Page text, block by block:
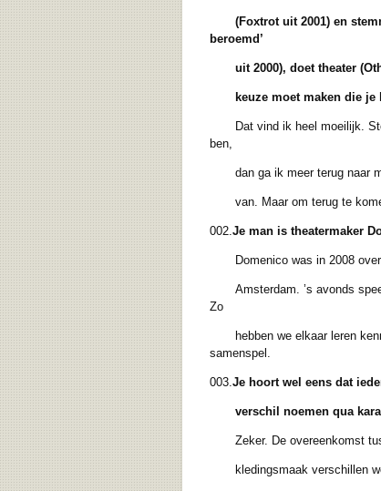
(Foxtrot uit 2001) en
beroemd’
uit 2000), doet theater
keuze moet maken die je
Dat vind ik heel moeilijk.
ben,
dan ga ik meer terug naar
van. Maar om terug te
002.Je man is theatermaker
Domenico was in 2008
Amsterdam. ’s avonds
Zo
hebben we elkaar leren
samenspel.
003.Je hoort wel eens dat
verschil noemen qua
Zeker. De overeenkomst
kledingsmaak verschillen we